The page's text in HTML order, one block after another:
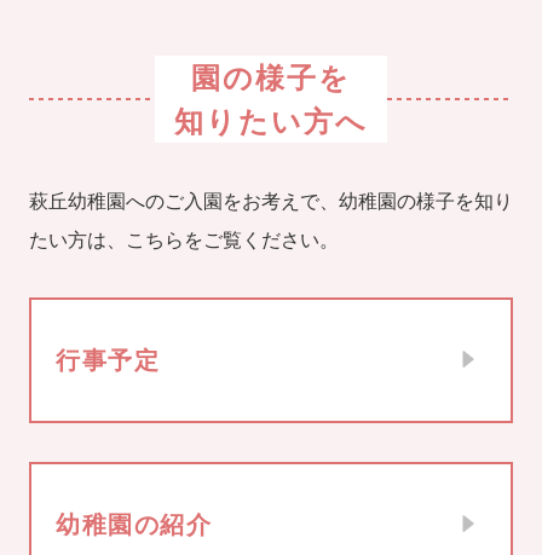
園の様子を
知りたい方へ
萩丘幼稚園へのご入園をお考えで、幼稚園の様子を知り
たい方は、こちらをご覧ください。
行事予定
幼稚園の紹介